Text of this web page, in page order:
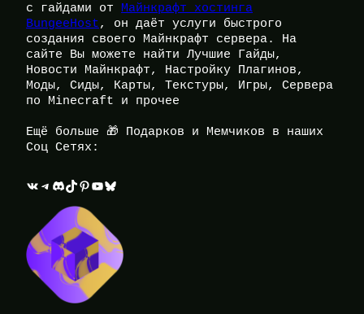
с гайдами от Майнкрафт хостинга
BungeeHost, он даёт услуги быстрого
создания своего Майнкрафт сервера. На
сайте Вы можете найти Лучшие Гайды,
Новости Майнкрафт, Настройку Плагинов,
Моды, Сиды, Карты, Текстуры, Игры, Сервера
по Minecraft и прочее
Ещё больше 🎁 Подарков и Мемчиков в наших
Соц Сетях:
ВКонтакте Telegram Discord TikTok Pinterest YouTube Bluesky